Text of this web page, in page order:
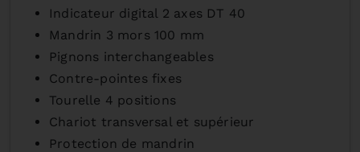
Indicateur digital 2 axes DT 40
Mandrin 3 mors 100 mm
Pignons interchangeables
Contre-pointes fixes
Tourelle 4 positions
Chariot transversal et supérieur
Protection de mandrin